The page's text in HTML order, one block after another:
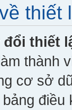
thiết
thiết
thành
cơ sở